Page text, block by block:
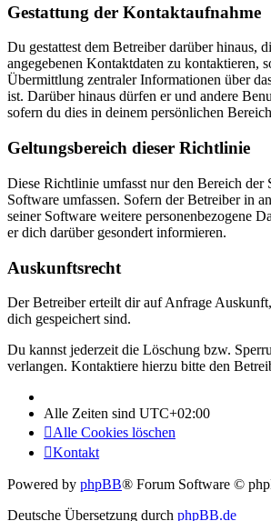
Gestattung der Kontaktaufnahme
Du gestattest dem Betreiber darüber hinaus,
angegebenen Kontaktdaten zu kontaktieren,
Übermittlung zentraler Informationen über
ist. Darüber hinaus dürfen er und andere
sofern du dies in deinem persönlichen
Geltungsbereich dieser Richtlinie
Diese Richtlinie umfasst nur den Bereich der
Software umfassen. Sofern der Betreiber in
seiner Software weitere personenbezogene
er dich darüber gesondert informieren.
Auskunftsrecht
Der Betreiber erteilt dir auf Anfrage
dich gespeichert sind.
Du kannst jederzeit die Löschung bzw.
verlangen. Kontaktiere hierzu bitte den
Alle Zeiten sind UTC+02:00
Alle Cookies löschen
Kontakt
Powered by phpBB® Forum Software ©
Deutsche Übersetzung durch phpBB.de